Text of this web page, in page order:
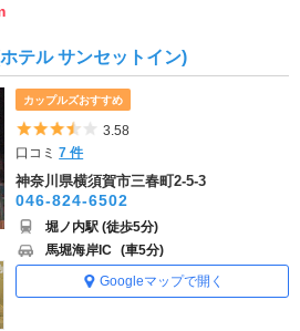
テル サンセットイン)
カップルズおすすめ
5つ星のうち3.5
3.58
口コミ7 件
神奈川県横須賀市三春町2-5-3
046-824-6502
堀ノ内駅 (徒歩5分)
馬堀海岸IC (車5分)
Googleマップで開く